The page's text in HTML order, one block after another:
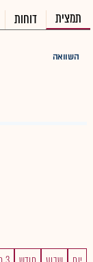
תמצית דוחות
השוואה